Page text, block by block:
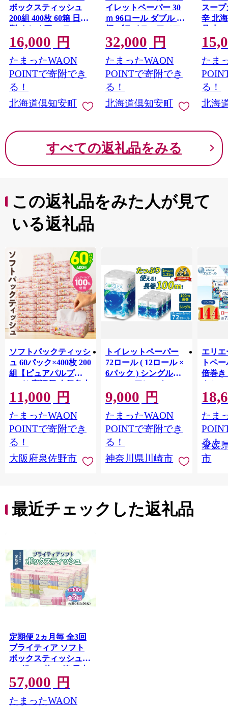
ボックスティッシュ
200組 400枚 60箱 日本
製 まとめ買い ティッ
シュ リサイクル 長持
防災 常備品 日用雑貨
消耗品 生活必需品 備
蓄 ペーパー 紙 北海道
倶知安町 日用品
16,000 円
たまったWAON
POINTで寄附でき
る！
北海道倶知安町
イレットペーパー 30
ｍ 96ロール ダブル 花
柄 ブライティアソフ
ト ボックス ティッシ
ュ 200組 60箱 防災 常
備品 プリント ペーパ
ー まとめ買い リサイ
クル 消耗品 生活必需
品 備蓄 送料無料 倶知
安町 日用品
32,000 円
たまったWAON
POINTで寄附でき
る！
北海道倶知安町
スー
辛 北
品 丸
ー ス
じゃが
お取
たま
る！
北海
すべての返礼品をみる
この返礼品をみた人が見て
いる返礼品
ソフトパックティッシ
ュ 60パック×400枚 200
組【ピュアパルプ
100％ 高評価 人気急上
昇 まとめ買い 日用品
常備品 てぃっしゅ 備
蓄 防災 箱なし】
010B1754
11,000 円
たまったWAON
POINTで寄附でき
る！
大阪府泉佐野市
トイレットペーパー
72ロール ( 12ロール ×
6パック ) シングル
100m コアレックス
FSCリサイクルロール
長巻タイプ 再生紙
100％ 日用品 消耗品
防災 備蓄 トイレット
ペーパー トイレ 神奈
川県 川崎市 トイレッ
トペーパー 新生活 生
便利 サステナブル エ
コ トイレットペーパ
9,000 円
たまったWAON
POINTで寄附でき
る！
神奈川県川崎市
エリ
トペ
倍巻き
ク
（シ
× 6パ
品 新
媛県
たま
る！
愛媛
市
最近チェックした返礼品
定期便 2ヵ月毎 全3回
ブライティア ソフト
ボックスティッシュ
200組 400枚 60箱 日本
製 まとめ買い リサイ
クル 長持 防災 常備品
日用雑貨 消耗品 生活
57,000 円
たまったWAON